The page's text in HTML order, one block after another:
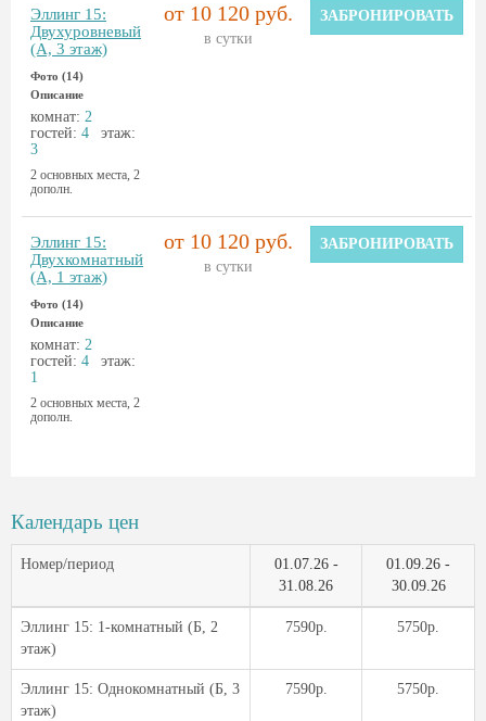
Эллинг 15:
Двухуровневый
(А, 3 этаж)
Фото (14)
Описание
комнат: 2
гостей: 4
этаж:
3
2 основных места, 2
дополн.
от 10 120 руб.
в сутки
ЗАБРОНИРОВАТЬ
Эллинг 15:
Двухкомнатный
(А, 1 этаж)
Фото (14)
Описание
комнат: 2
гостей: 4
этаж:
1
2 основных места, 2
дополн.
от 10 120 руб.
в сутки
ЗАБРОНИРОВАТЬ
Календарь цен
Номер/период
01.07.26 -
31.08.26
01.09.26 -
30.09.26
Эллинг 15: 1-комнатный (Б, 2
этаж)
7590р. 5750р.
Эллинг 15: Однокомнатный (Б, 3
этаж)
7590р. 5750р.